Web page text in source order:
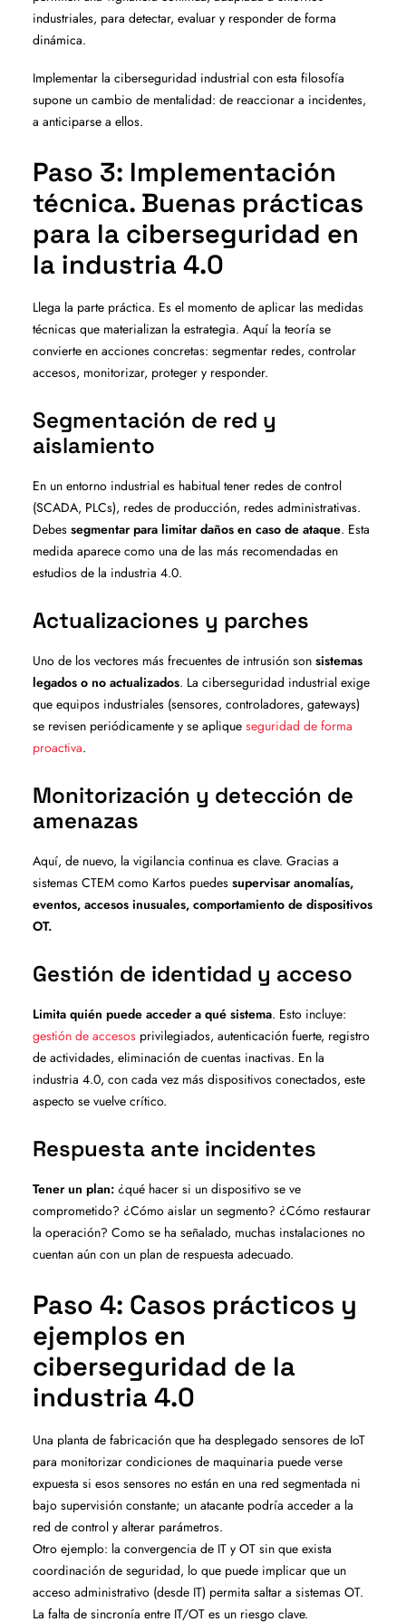
industriales, para detectar, evaluar y responder de forma
dinámica.
Implementar la ciberseguridad industrial con esta filosofía
supone un cambio de mentalidad: de reaccionar a incidentes,
a anticiparse a ellos.
Paso 3: Implementación
técnica. Buenas prácticas
para la ciberseguridad en
la industria 4.0
Llega la parte práctica. Es el momento de aplicar las medidas
técnicas que materializan la estrategia. Aquí la teoría se
convierte en acciones concretas: segmentar redes, controlar
accesos, monitorizar, proteger y responder.
Segmentación de red y
aislamiento
En un entorno industrial es habitual tener redes de control
(SCADA, PLCs), redes de producción, redes administrativas.
Debes segmentar para limitar daños en caso de ataque. Esta
medida aparece como una de las más recomendadas en
estudios de la industria 4.0.
Actualizaciones y parches
Uno de los vectores más frecuentes de intrusión son sistemas
legados o no actualizados. La ciberseguridad industrial exige
que equipos industriales (sensores, controladores, gateways)
se revisen periódicamente y se aplique seguridad de forma
proactiva.
Monitorización y detección de
amenazas
Aquí, de nuevo, la vigilancia continua es clave. Gracias a
sistemas CTEM como Kartos puedes supervisar anomalías,
eventos, accesos inusuales, comportamiento de dispositivos
OT.
Gestión de identidad y acceso
Limita quién puede acceder a qué sistema. Esto incluye:
gestión de accesos privilegiados, autenticación fuerte, registro
de actividades, eliminación de cuentas inactivas. En la
industria 4.0, con cada vez más dispositivos conectados, este
aspecto se vuelve crítico.
Respuesta ante incidentes
Tener un plan: ¿qué hacer si un dispositivo se ve
comprometido? ¿Cómo aislar un segmento? ¿Cómo restaurar
la operación? Como se ha señalado, muchas instalaciones no
cuentan aún con un plan de respuesta adecuado.
Paso 4: Casos prácticos y
ejemplos en
ciberseguridad de la
industria 4.0
Una planta de fabricación que ha desplegado sensores de IoT
para monitorizar condiciones de maquinaria puede verse
expuesta si esos sensores no están en una red segmentada ni
bajo supervisión constante; un atacante podría acceder a la
red de control y alterar parámetros.
Otro ejemplo: la convergencia de IT y OT sin que exista
coordinación de seguridad, lo que puede implicar que un
acceso administrativo (desde IT) permita saltar a sistemas OT.
La falta de sincronía entre IT/OT es un riesgo clave.